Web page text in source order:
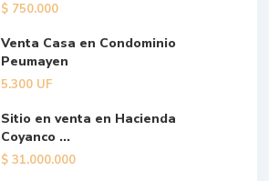
$ 750.000
Venta Casa en Condominio
Peumayen
5.300 UF
Sitio en venta en Hacienda
Coyanco ...
$ 31.000.000